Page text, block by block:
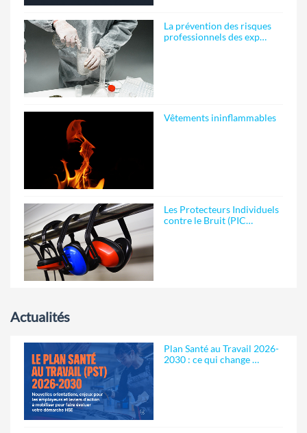
La prévention des risques
professionnels des exp…
Vêtements ininflammables
Les Protecteurs Individuels
contre le Bruit (PIC…
Actualités
Plan Santé au Travail 2026-
2030 : ce qui change …